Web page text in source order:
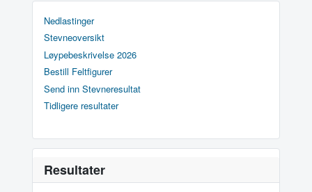
Nedlastinger
Stevneoversikt
Løypebeskrivelse 2026
Bestill Feltfigurer
Send inn Stevneresultat
Tidligere resultater
Resultater